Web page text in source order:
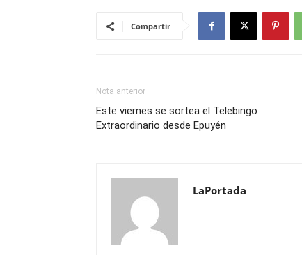
Compartir
Nota anterior
Este viernes se sortea el Telebingo
Extraordinario desde Epuyén
LaPortada